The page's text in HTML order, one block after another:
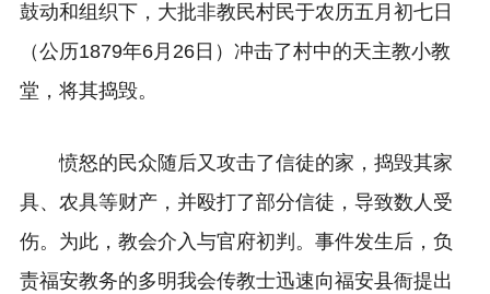
鼓动和组织下，大批非教民村民于农历五月初七日
（公历1879年6月26日）冲击了村中的天主教小教
堂，将其捣毁。
愤怒的民众随后又攻击了信徒的家，捣毁其家
具、农具等财产，并殴打了部分信徒，导致数人受
伤。为此，教会介入与官府初判。事件发生后，负
责福安教务的多明我会传教士迅速向福安县衙提出